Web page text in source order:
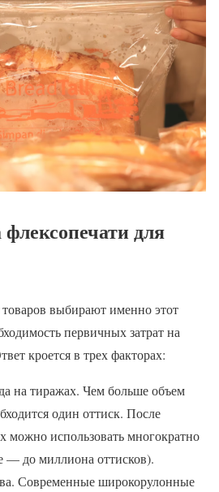
для
выбирают именно этот
первичных затрат на
кроется в трех факторах:
на тиражах. Чем больше объем
один оттиск. После
можно использовать многократно
— до миллиона оттисков).
Современные широкорулонные